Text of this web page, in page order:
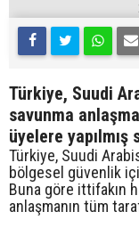
Türkiye, Suudi
savunma
üyelere yapılmış
Türkiye, Suudi
bölgesel güvenlik
Buna göre ittifakın
anlaşmanın tüm